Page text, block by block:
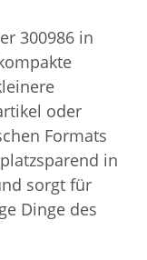
300986 in
oder
Formats
in
sorgt für
Dinge des